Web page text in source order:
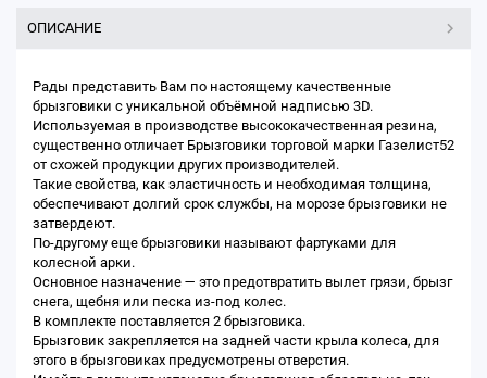
ОПИСАНИЕ
Рады представить Вам по настоящему качественные
брызговики с уникальной объёмной надписью 3D.
Используемая в производстве высококачественная резина,
существенно отличает Брызговики торговой марки Газелист52
от схожей продукции других производителей.
Такие свойства, как эластичность и необходимая толщина,
обеспечивают долгий срок службы, на морозе брызговики не
затвердеют.
По-другому еще брызговики называют фартуками для
колесной арки.
Основное назначение — это предотвратить вылет грязи, брызг
снега, щебня или песка из-под колес.
В комплекте поставляется 2 брызговика.
Брызговик закрепляется на задней части крыла колеса, для
этого в брызговиках предусмотрены отверстия.